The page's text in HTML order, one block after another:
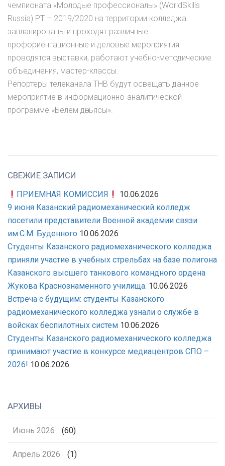
чемпионата «Молодые профессионалы» (WorldSkills
Russia) РТ – 2019/2020 на территории колледжа
запланированы и проходят различные
профориентационные и деловые мероприятия:
проводятся выставки, работают учебно-методические
объединения, мастер-классы.
Репортеры телеканала ТНВ будут освещать данное
мероприятие в информационно-аналитической
программе «Белем дөньясы».
СВЕЖИЕ ЗАПИСИ
ПРИЕМНАЯ КОМИССИЯ
10.06.2026
9 июня Казанский радиомеханический колледж
посетили представители Военной академии связи
им.С.М. Буденного 10.06.2026
Студенты Казанского радиомеханического колледжа
приняли участие в учебных стрельбах на базе полигона
Казанского высшего танкового командного ордена
Жукова Краснознаменного училища. 10.06.2026
Встреча с будущим: студенты Казанского
радиомеханического колледжа узнали о службе в
войсках беспилотных систем 10.06.2026
Студенты Казанского радиомеханического колледжа
принимают участие в конкурсе медиацентров СПО –
2026! 10.06.2026
АРХИВЫ
Июнь 2026 (60)
Апрель 2026 (1)